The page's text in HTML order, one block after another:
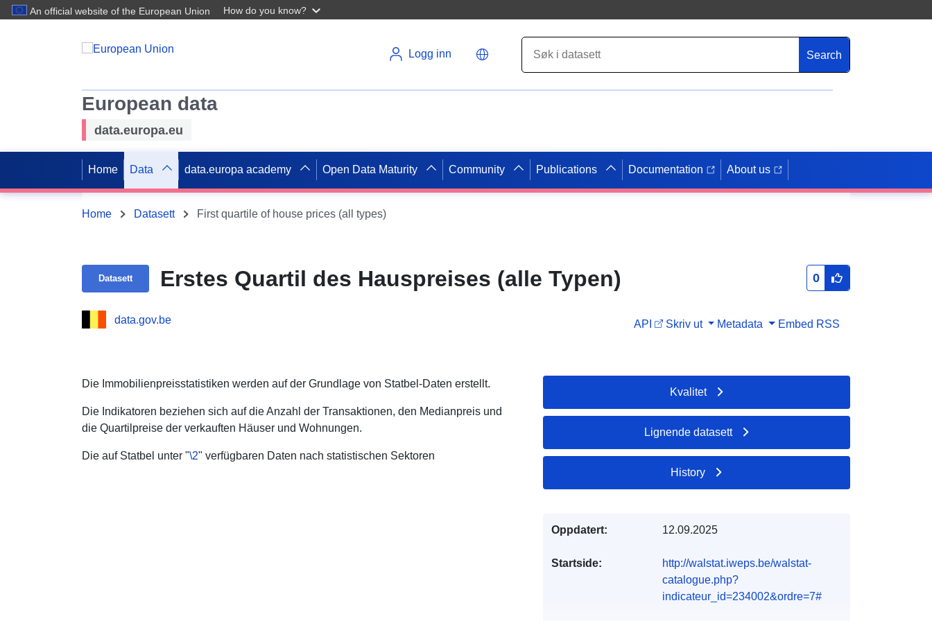
An official website of the European Union How do you know?
Logg inn Search
European data
data.europa.eu
Home Data data.europa academy Open Data Maturity Community Publications Documentation About us
Home Datasett First quartile of house prices (all types)
Datasett Erstes Quartil des Hauspreises (alle Typen) 0
data.gov.be API Skriv ut Metadata Embed RSS
Die Immobilienpreisstatistiken werden auf der Grundlage von Statbel-Daten erstellt.
Die Indikatoren beziehen sich auf die Anzahl der Transaktionen, den Medianpreis und
die Quartilpreise der verkauften Häuser und Wohnungen.
Die auf Statbel unter "\2" verfügbaren Daten nach statistischen Sektoren
Kvalitet
Lignende datasett
History
Oppdatert: 12.09.2025
Startside:
http://walstat.iweps.be/walstat-
catalogue.php?
indicateur_id=234002&ordre=7#